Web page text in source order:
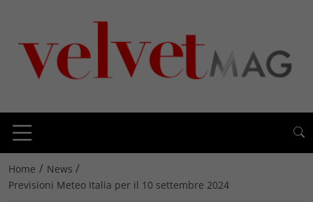
Home / News /
Previsioni Meteo Italia per il 10 settembre 2024